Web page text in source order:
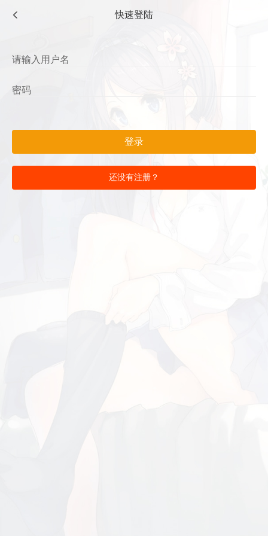
快速登陆
登录
还没有注册？